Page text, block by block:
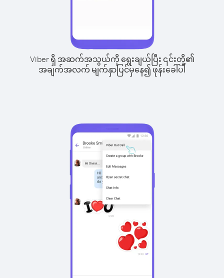
Viber ရှိ အဆက်အသွယ်ကို ရွေးချယ်ပြီး ၎င်းတို့၏
အချက်အလက် မျက်နှာပြင်မှနေ၍ ဖုန်းခေါ်ပါ